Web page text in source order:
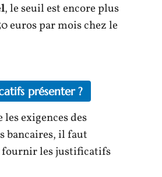
, le seuil est encore plus
euros par mois chez le
présenter ?
exigences des
bancaires, il faut
fournir les justificatifs